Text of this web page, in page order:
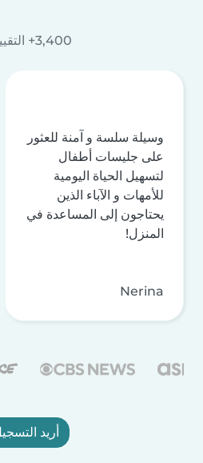
3,400+ التقييمات
وسيلة سلسة و آمنة للعثور
على جليسات أطفال
لتسهيل الحياة اليومية
للأمهات و الآباء الذين
يحتاجون إلى المساعدة في
المنزل!
Nerina
أريد